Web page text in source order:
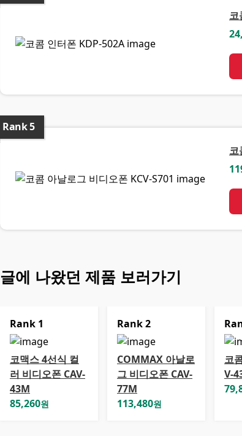
코
Rank5
코
글에 나왔던 제품 보러가기
Rank 1
코맥스 4선식 컬
러 비디오폰 CAV-
43M
85,260원
Rank2
COMMAX 아날로
그 비디오폰 CAV-
77M
113,480원
코
V-